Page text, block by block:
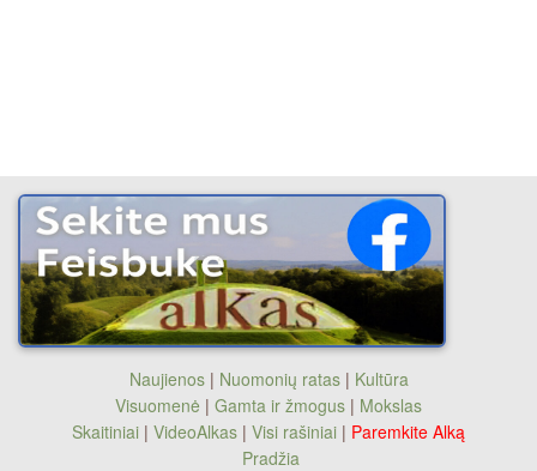
Naujienos| Nuomonių ratas| Kultūra
Visuomenė | Gamta ir žmogus | Mokslas
Skaitiniai | VideoAlkas | Visi rašiniai | Paremkite Alką
Pradžia